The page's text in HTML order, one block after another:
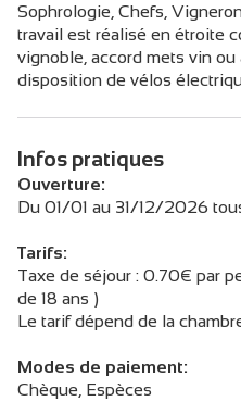
Sophrologie, Chefs,
travail est réalisé en étroite
vignoble, accord mets vin
disposition de vélos
Infos pratiques
Ouverture:
Du 01/01 au 31/12/2026
Tarifs:
Taxe de séjour : 0.70€ par
de 18 ans )
Le tarif dépend de la
Modes de paiement:
Chèque, Espèces